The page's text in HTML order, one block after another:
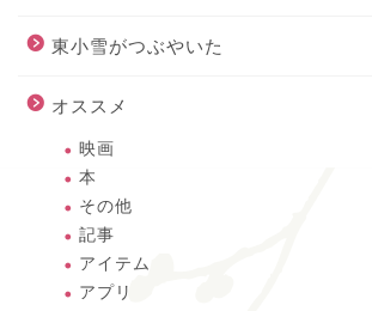
東小雪がつぶやいた
オススメ
映画
本
その他
記事
アイテム
アプリ